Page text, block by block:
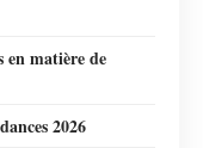
en matière de
2026